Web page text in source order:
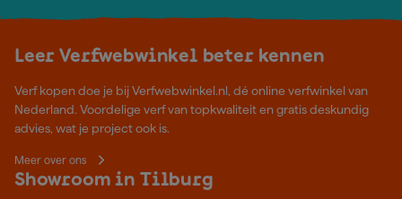
Leer Verfwebwinkel beter kennen
Verf kopen doe je bij Verfwebwinkel.nl, dé online verfwinkel van
Nederland. Voordelige verf van topkwaliteit en gratis deskundig
advies, wat je project ook is.
Meer over ons
Showroom in Tilburg